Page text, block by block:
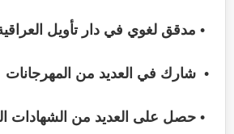
• مدقق لغوي في دار تأويل العراقية -
• شارك في العديد من
• حصل على العديد من الشهادات